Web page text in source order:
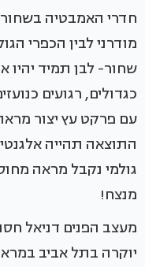
חדרי האמבטיה
מודרני לבין הכפרי
שחור- לבן תמיד יהיו
כגדולים, רגועים
עם פרקט עץ יצור
התוצאה תהייה
גולמי נקבל מראה
מנצח!
מעצב הפנים דניאל
יוקרה בתל אביב